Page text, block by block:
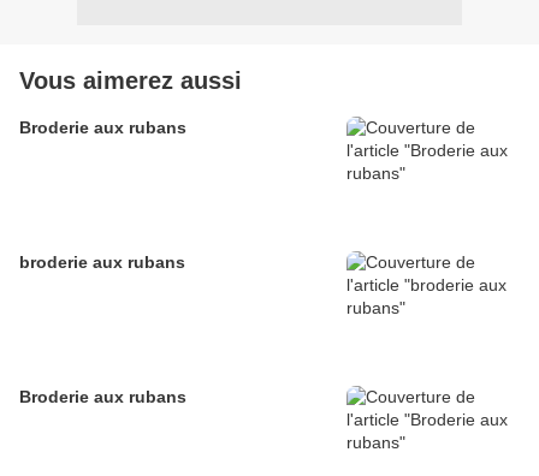
Vous aimerez aussi
Broderie aux rubans
broderie aux rubans
Broderie aux rubans